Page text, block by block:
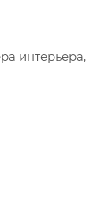
интерьера,